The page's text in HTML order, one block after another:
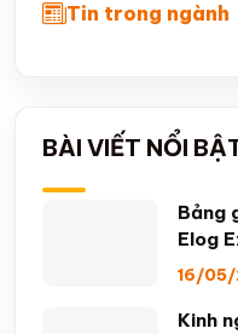
Tin trong ngành
BÀI VIẾT NỔI
Bảng
Elog
16/
Kinh